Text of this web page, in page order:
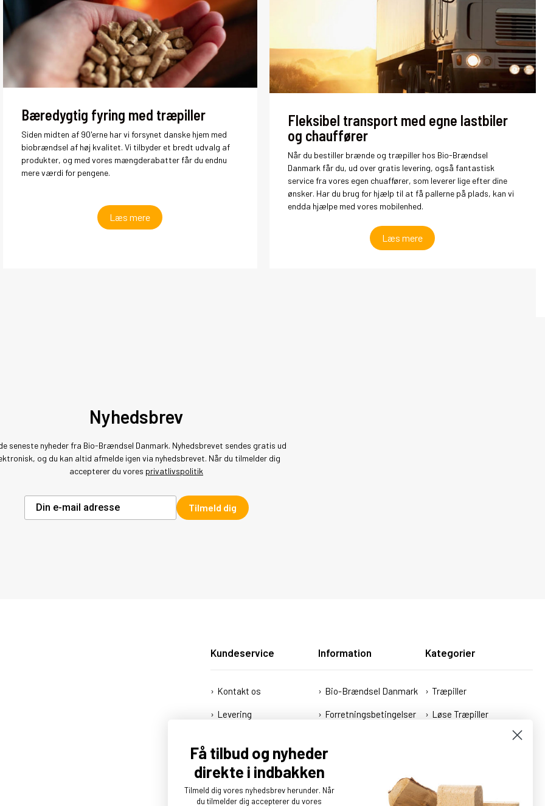
Bæredygtig fyring med træpiller
Siden midten af 90'erne har vi forsynet danske hjem med
biobrændsel af høj kvalitet. Vi tilbyder et bredt udvalg af
produkter, og med vores mængderabatter får du endnu
mere værdi for pengene.
Læs mere
Fleksibel transport med egne lastbiler
og chauffører
Når du bestiller brænde og træpiller hos Bio-Brændsel
Danmark får du, ud over gratis levering, også fantastisk
service fra vores egen chuaffører, som leverer lige efter dine
ønsker. Har du brug for hjælp til at få pallerne på plads, kan vi
endda hjælpe med vores mobilenhed.
Læs mere
Nyhedsbrev
seneste nyheder fra Bio-Brændsel Danmark. Nyhedsbrevet sendes gratis ud
og du kan altid afmelde igen via nyhedsbrevet. Når du tilmelder dig
accepterer du vores privatlivspolitik
Tilmeld dig
Kundeservice
Kontakt os
Levering
Åbningstider
Information
Bio-Brændsel Danmark
Forretningsbetingelser
Cookies
Kategorier
Træpiller
Løse Træpiller
Strøelse
Få tilbud og nyheder
direkte i indbakken
Tilmeld dig vores nyhedsbrev herunder. Når
du tilmelder dig accepterer du vores